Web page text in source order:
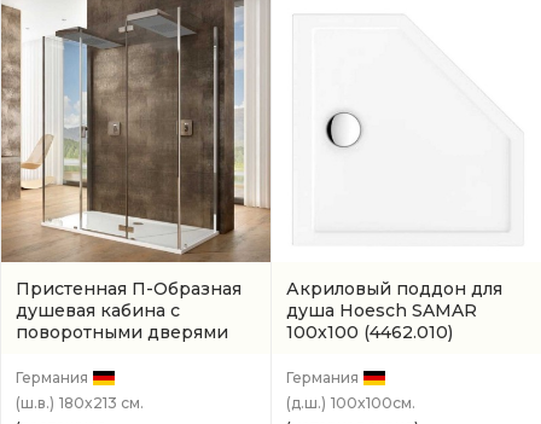
Пристенная П-Образная
душевая кабина с
поворотными дверями
4628316.101401)
Германия
(ш.в.) 180x213 см.
Акриловый поддон для
душа Hoesch SAMAR
100x100 (4462.010)
Германия
(д.ш.) 100x100см.